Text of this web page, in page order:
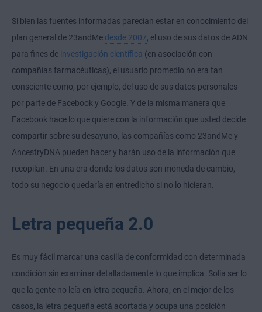
Si bien las fuentes informadas parecían estar en conocimiento del
plan general de 23andMe desde 2007, el uso de sus datos de ADN
para fines de investigación científica (en asociación con
compañías farmacéuticas), el usuario promedio no era tan
consciente como, por ejemplo, del uso de sus datos personales
por parte de Facebook y Google. Y de la misma manera que
Facebook hace lo que quiere con la información que usted decide
compartir sobre su desayuno, las compañías como 23andMe y
AncestryDNA pueden hacer y harán uso de la información que
recopilan. En una era donde los datos son moneda de cambio,
todo su negocio quedaría en entredicho si no lo hicieran.
Letra pequeña 2.0
Es muy fácil marcar una casilla de conformidad con determinada
condición sin examinar detalladamente lo que implica. Solía ser lo
que la gente no leía en letra pequeña. Ahora, en el mejor de los
casos, la letra pequeña está acortada y ocupa una posición